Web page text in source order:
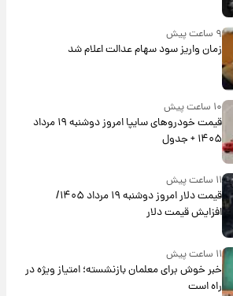
۹ ساعت پیش
زمان واریز سود سهام عدالت اعلام شد
۱۰ ساعت پیش
قیمت خودروهای سایپا امروز دوشنبه ۱۹ مرداد
۱۴۰۵ + جدول
۱۱ ساعت پیش
قیمت دلار امروز دوشنبه ۱۹ مرداد ۱۴۰۵/
افزایش قیمت دلار
۱۱ ساعت پیش
خبر خوش برای معلمان بازنشسته؛ امتیاز ویژه در
راه است